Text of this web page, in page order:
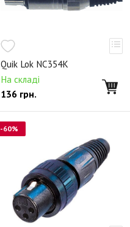
Quik Lok NC354K
На складі
136 грн.
-60%